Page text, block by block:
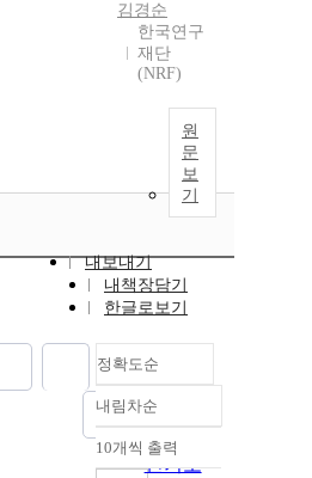
김경순
한국연구
재단
(NRF)
원
문
보
기
내보내기
내책장담기
한글로보기
정확도순
정확도
순
인기도
내림차순
내림차순
10개씩 출력